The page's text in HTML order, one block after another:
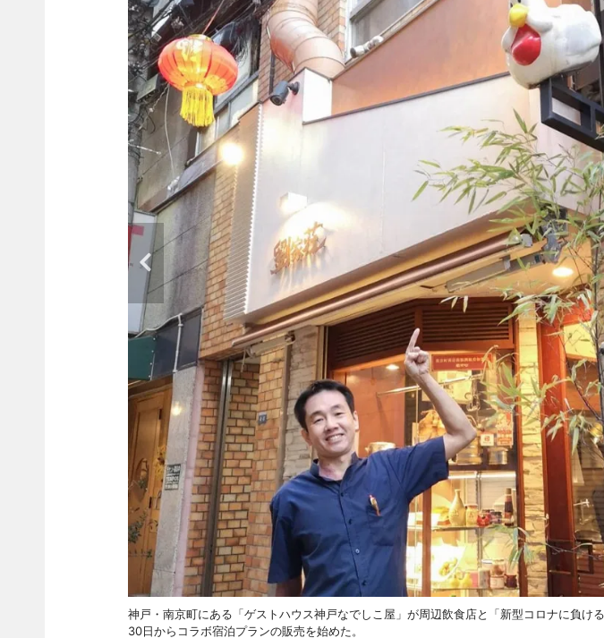
神戸・南京町にある「ゲストハウス神戸なでしこ屋」が周辺飲食店と「新型コロナに負け
30日からコラボ宿泊プランの販売を始めた。